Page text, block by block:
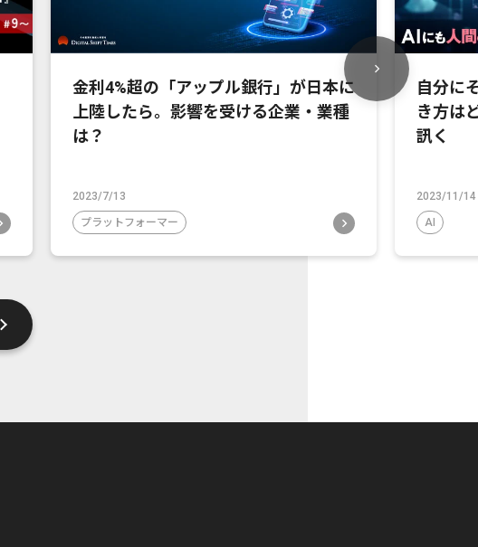
金利4%超の「アップル銀行」が日本に
上陸したら。影響を受ける企業・業種
は？
2023/7/13
プラットフォーマー
自分に
き方は
訊く
2023/11/14
AI